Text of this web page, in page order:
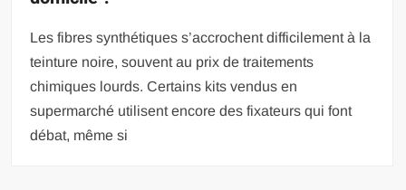
Les fibres synthétiques s’accrochent difficilement à la
teinture noire, souvent au prix de traitements
chimiques lourds. Certains kits vendus en
supermarché utilisent encore des fixateurs qui font
débat, même si